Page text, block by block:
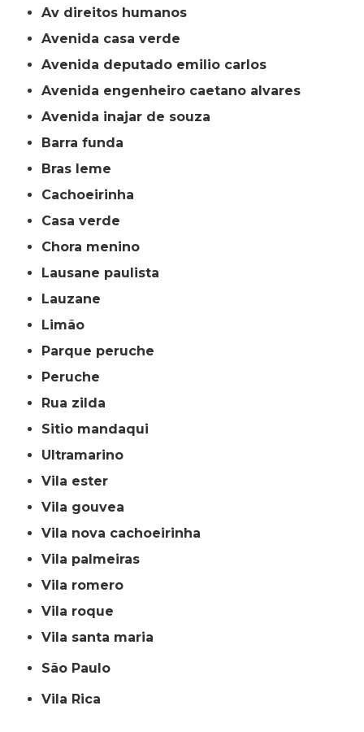
av direitos humanos
avenida casa verde
avenida deputado emilio carlos
avenida engenheiro caetano alvares
avenida inajar de souza
barra funda
bras leme
cachoeirinha
casa verde
chora menino
lausane paulista
lauzane
limão
parque peruche
peruche
rua zilda
sitio mandaqui
ultramarino
vila ester
vila gouvea
vila nova cachoeirinha
vila palmeiras
vila romero
vila roque
vila santa maria
São Paulo
Vila Rica